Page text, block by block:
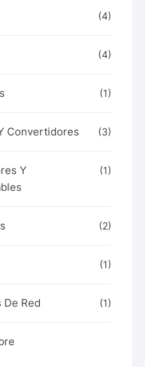
(4)
(4)
(1)
Convertidores (3)
Y
(1)
(2)
(1)
De Red (1)